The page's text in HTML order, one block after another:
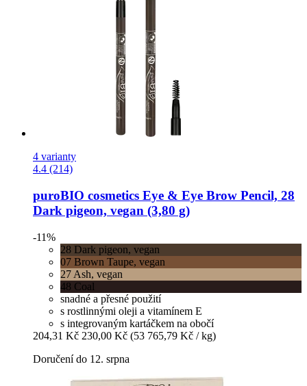
4 varianty
4.4 (214)
puroBIO cosmetics Eye & Eye Brow Pencil, 28
Dark pigeon, vegan (3,80 g)
-11%
28 Dark pigeon, vegan
07 Brown Taupe, vegan
27 Ash, vegan
48 Coal
snadné a přesné použití
s rostlinnými oleji a vitamínem E
s integrovaným kartáčkem na obočí
204,31 Kč 230,00 Kč (53 765,79 Kč / kg)
Doručení do 12. srpna